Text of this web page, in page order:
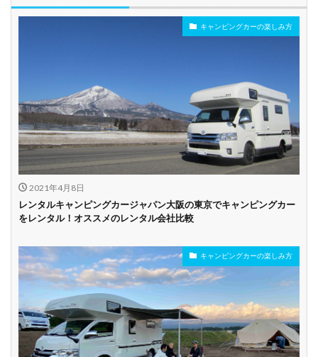
駅配車あり 多言語対応 年末年始営業
配車サービスあり
マイカー預かりあ
り
カード支払い可
ビジネス利用 カップル向き ファミリー向き
貸し出しオプショ
ン充実
新車多数あり
試乗プラン有り
キャンペーン開催
中
長期割引
キャンピングカーの楽しみ方
2021年4月8日
レンタルキャンピングカージャパン大阪の東京でキャンピングカー
をレンタル！オススメのレンタル会社比較
キャンピングカーの楽しみ方